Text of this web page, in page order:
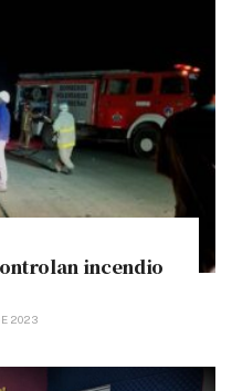
incendio
2023